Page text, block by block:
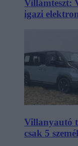
Villámteszt:
igazi
Villanyautó
csak 5